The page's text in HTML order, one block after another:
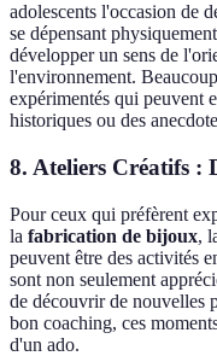
adolescents l'occasion de
se dépensant
développer un sens de
l'environnement.
expérimentés qui peuvent
historiques ou des
8. Ateliers Créatifs :
Pour ceux qui préfèrent
la fabrication de bijoux,
peuvent être des activités
sont non seulement
de découvrir de nouvelles
bon coaching, ces
d'un ado.